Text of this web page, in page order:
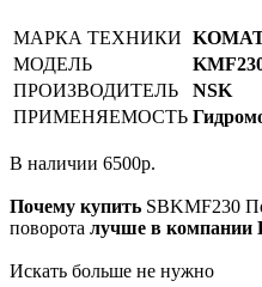
МАРКА ТЕХНИКИ
МОДЕЛЬ
ПРОИЗВОДИТЕЛЬ
NSK
ПРИМЕНЯЕМОСТЬ
В наличии 6500р.
Почему купить SBKMF230
поворота лучше в компании
Искать больше не нужно